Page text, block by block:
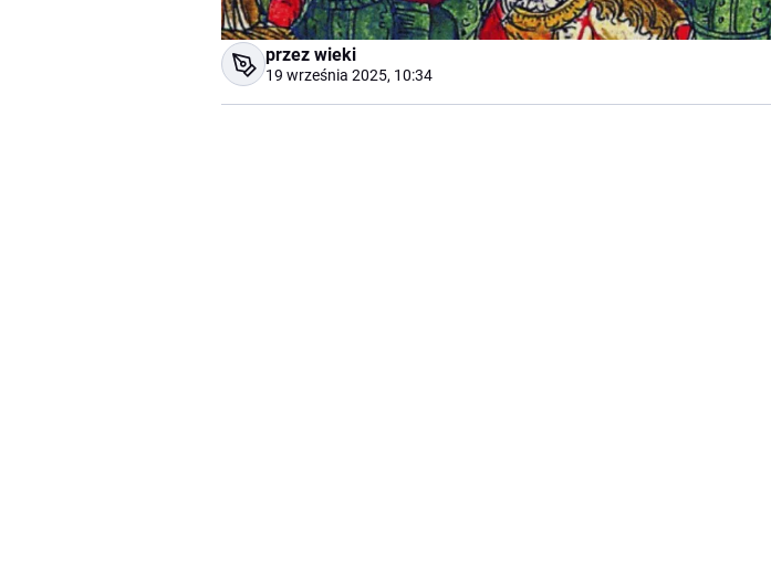
przez wieki
19 września 2025, 10:34